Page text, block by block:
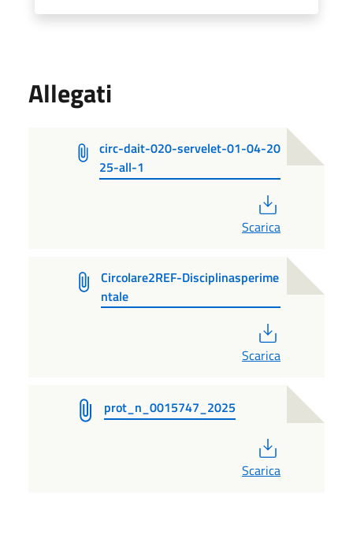
Allegati
circ-dait-020-servelet-01-04-20
25-all-1
Scarica
Circolare2REF-Disciplinasperime
ntale
Scarica
prot_n_0015747_2025
Scarica